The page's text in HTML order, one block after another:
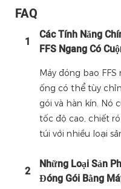
FAQ
1
Các Tính Năng
FFS Ngang Có
Máy đóng bao
ống có thể tùy
gói và hàn kín. Nó
tốc độ cao, chiết
túi với nhiều loại
2
Những Loại Sản
Đóng Gói Bằng